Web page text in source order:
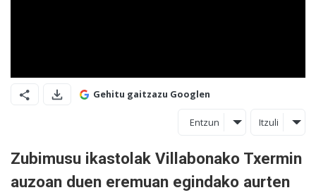
Gehitu gaitzazu Googlen
Entzun Itzuli
Zubimusu ikastolak Villabonako Txermin
auzoan duen eremuan egindako aurten